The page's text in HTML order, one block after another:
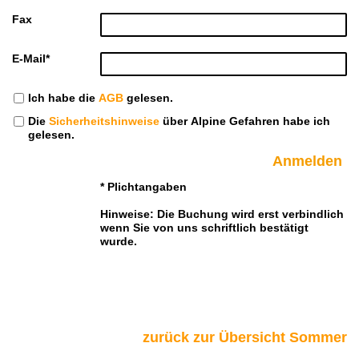
Fax
E-Mail*
Ich habe die AGB gelesen.
Die Sicherheitshinweise über Alpine Gefahren habe ich
gelesen.
* Plichtangaben
Hinweise: Die Buchung wird erst verbindlich
wenn Sie von uns schriftlich bestätigt
wurde.
zurück zur Übersicht Sommer